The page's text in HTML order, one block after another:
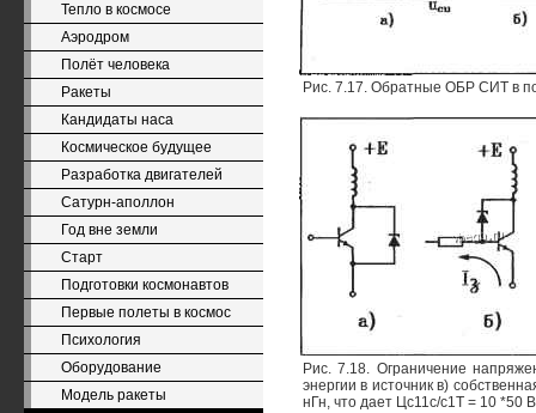
Тепло в космосе
Аэродром
Полёт человека
Ракеты
Кандидаты наса
Космическое будущее
Разработка двигателей
Сатурн-аполлон
Год вне земли
Старт
Подготовки космонавтов
Первые полеты в космос
Психология
Оборудование
Модель ракеты
Рис. 7.17. Обратные ОБР СИТ в
Рис. 7.18. Ограничение
энергии в источник в)
нГн, что дает Цс11с/с1Т = 10 *50